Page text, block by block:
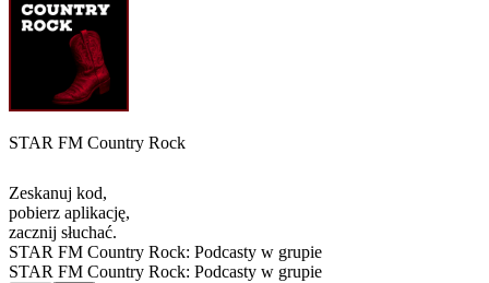
STAR FM Country Rock
Zeskanuj kod,
pobierz aplikację,
zacznij słuchać.
STAR FM Country Rock: Podcasty w grupie
STAR FM Country Rock: Podcasty w grupie